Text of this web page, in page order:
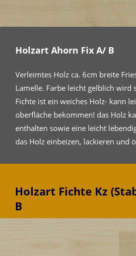
Holzart Ahorn Fix A/ B
Verleimtes Holz ca. 6cm breite
Lamelle. Farbe leicht gelblich wird
Fichte ist ein weiches Holz- kann
oberfläche bekommen! das Holz
enthalten sowie eine leicht
das Holz einbeizen, lackieren und
Holzart Fichte Kz
B